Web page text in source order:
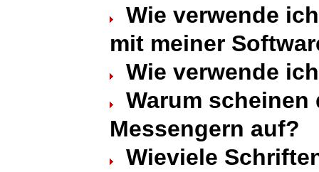
Wie verwende
mit meiner
Wie verwende
Warum
Messengern auf?
Wieviele